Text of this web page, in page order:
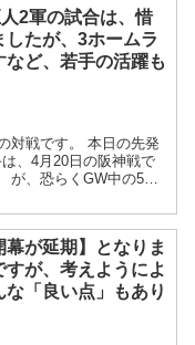
2軍の試合は、惜
したが、3ホームラ
など、若手の活躍も
対戦です。 本日の先発
、4月20日の阪神戦で
、恐らくGW中の5月2
幕が延期】となりま
すが、考えようによ
な「良い点」もあり